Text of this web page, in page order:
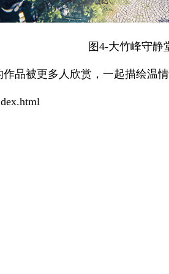
图4-大竹峰守静
品被更多人欣赏，一起描绘温情